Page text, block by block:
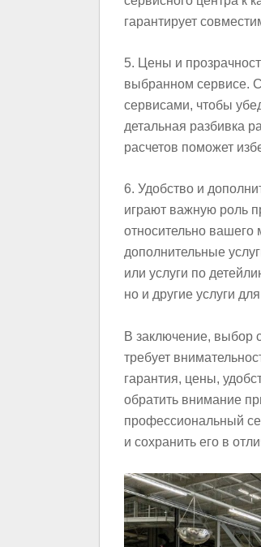
гарантирует
5. Цены и
выбранном сервисе.
сервисами, чтобы
детальная разбивка
расчетов поможет
6. Удобство и
играют важную роль
относительно вашего
дополнительные
или услуги по
но и другие услуги
В заключение, выбор
требует
гарантия, цены,
обратить внимание
профессиональный
и сохранить его в